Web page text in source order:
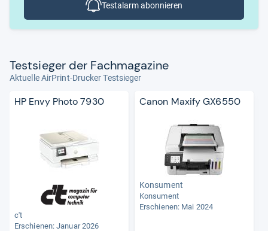
Testalarm abonnieren
Test­sie­ger der Fach­ma­ga­zine
Aktuelle AirPrint-Drucker Testsieger
HP Envy Photo 7930
c't
Erschienen:Januar 2026
Canon Maxify GX6550
Konsument
Konsument
Erschienen: Mai 2024